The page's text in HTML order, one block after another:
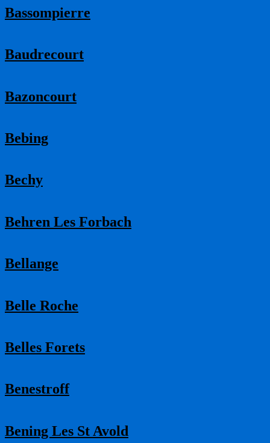
Bassompierre
Baudrecourt
Bazoncourt
Bebing
Bechy
Behren Les Forbach
Bellange
Belle Roche
Belles Forets
Benestroff
Bening Les St Avold